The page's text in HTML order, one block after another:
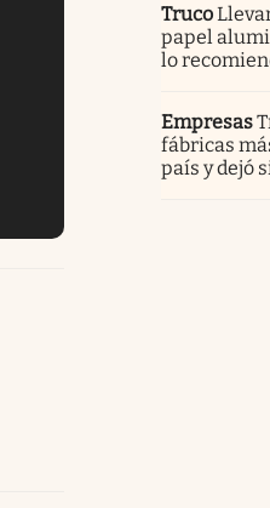
Truco
papel
lo
Empresas
fábricas
país y dejó